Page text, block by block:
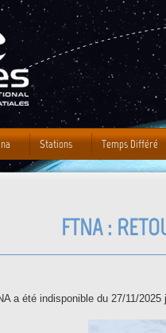
FTNA :
a été indisponible du 27/11/
Stations Temps Différé